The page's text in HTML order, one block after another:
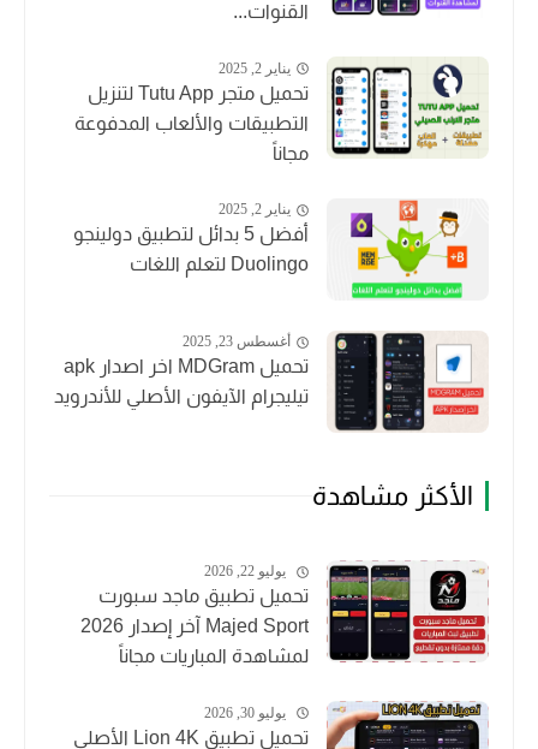
القنوات...
يناير 2, 2025
تحميل متجر Tutu App لتنزيل
التطبيقات والألعاب المدفوعة
مجاناً
يناير 2, 2025
أفضل 5 بدائل لتطبيق دولينجو
Duolingo لتعلم اللغات
أغسطس 23, 2025
تحميل MDGram اخر اصدار apk
تيليجرام الآيفون الأصلي للأندرويد
الأكثر مشاهدة
يوليو 22, 2026
تحميل تطبيق ماجد سبورت
Majed Sport آخر إصدار 2026
لمشاهدة المباريات مجاناً
يوليو 30, 2026
تحميل تطبيق Lion 4K الأصلي